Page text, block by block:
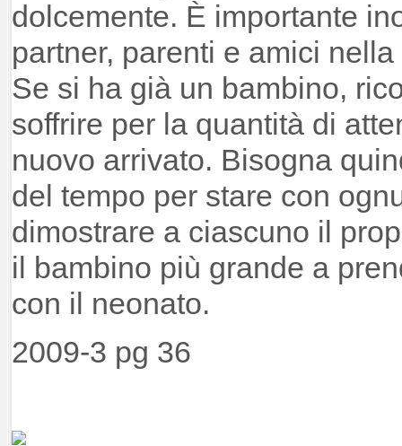
dolcemente. È importante
partner, parenti e amici
Se si ha già un bambino,
soffrire per la quantità di
nuovo arrivato. Bisogna
del tempo per stare con
dimostrare a ciascuno il
il bambino più grande a
con il neonato.
2009-3 pg 36